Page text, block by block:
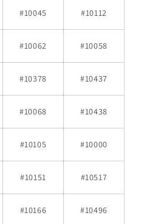
#10045 #10112
#10062 #10058
#10378 #10437
#10068 #10438
#10105 #10000
#10151 #10517
#10166 #10496